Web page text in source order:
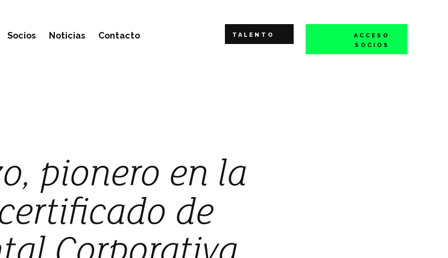
Socios Noticias Contacto TALENTO
ACCESO
SOCIOS
pionero en la
de